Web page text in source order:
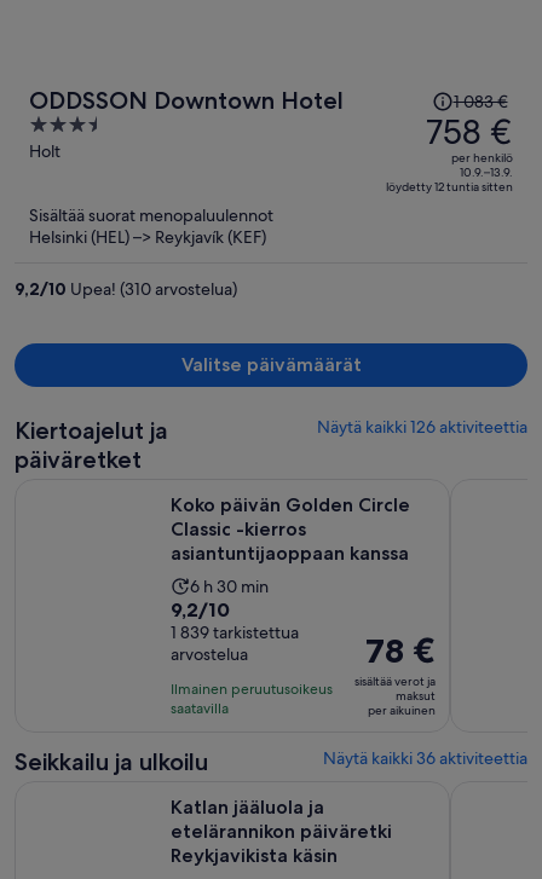
ODDSSON Downtown Hotel
3.5
out
5
Holt
Hinta
oli
1 083 €,
hinta
on
1 083 €
758 €
per henkilö
10.9.–13.9.
löydetty 12 tuntia sitten
Sisältää suorat menopaluulennot
Helsinki (HEL) –> Reykjavík (KEF)
9,2/10 Upea! (310 arvostelua)
Valitse päivämäärät
Kiertoajelut ja
päiväretket
Näytä kaikki 126 aktiviteettia
Koko päivän Golden Circle
Classic -kierros
asiantuntijaoppaan kanssa
Aktiviteetin
kesto
on
6
tuntia
ja
minuuttia
6 h 30 min
9.2
kautta
10,
1839
arvostelua
9,2/10
1 839 tarkistettua
arvostelua
Ilmainen peruutusoikeus
saatavilla
Hinta
on
78 €
per
78 €
sisältää verot ja
maksut
per aikuinen
Seikkailu ja ulkoilu Näytä kaikki 36 aktiviteettia
Katlan jääluola ja
etelärannikon päiväretki
Reykjavikista käsin